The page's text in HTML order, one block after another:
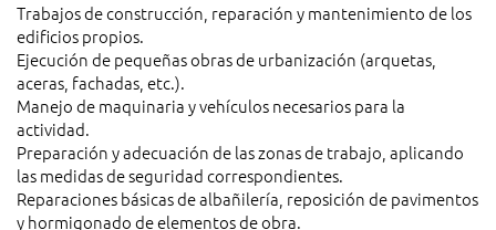
Trabajos de construcción, reparación y mantenimiento de los
edificios propios.
Ejecución de pequeñas obras de urbanización (arquetas,
aceras, fachadas, etc.).
Manejo de maquinaria y vehículos necesarios para la
actividad.
Preparación y adecuación de las zonas de trabajo, aplicando
las medidas de seguridad correspondientes.
Reparaciones básicas de albañilería, reposición de pavimentos
y hormigonado de elementos de obra.